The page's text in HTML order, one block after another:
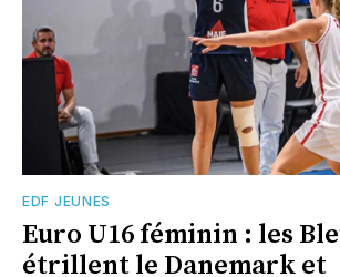
EDF JEUNES
Euro U16 féminin : les
étrillent le Danemark et